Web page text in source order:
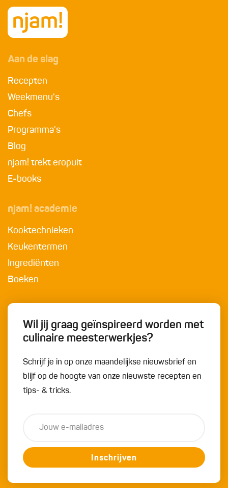
Aan de slag
Recepten
Weekmenu's
Chefs
Programma's
Blog
njam! trekt eropuit
E-books
njam! academie
Kooktechnieken
Keukentermen
Ingrediënten
Boeken
Wil jij graag geïnspireerd worden met
culinaire meesterwerkjes?
Schrijf je in op onze maandelijkse nieuwsbrief en
blijf op de hoogte van onze nieuwste recepten en
tips- & tricks.
Inschrijven